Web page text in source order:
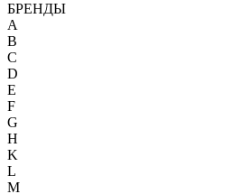
БРЕНДЫ
A
B
C
D
E
F
G
H
K
L
M